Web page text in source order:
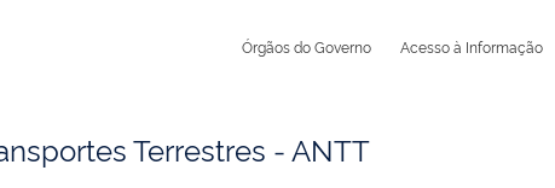
Órgãos do Governo Acesso à Informação
Terrestres - ANTT